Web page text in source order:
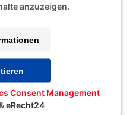
anzuzeigen.
Consent Management
eRecht24